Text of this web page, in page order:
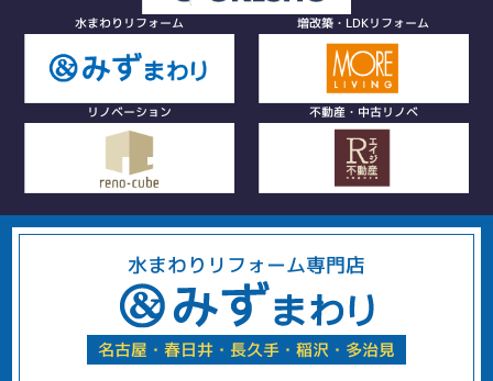
水まわりリフォーム 増改築・LDKリフォーム
リノベーション 不動産・中古リノベ
水まわりリフォーム専門店
名古屋・春日井・長久手・稲沢・多治見